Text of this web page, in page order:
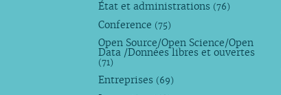
État et administrations (76)
Conference (75)
Open Source/Open Science/Open
Data /Données libres et ouvertes
(71)
Entreprises (69)